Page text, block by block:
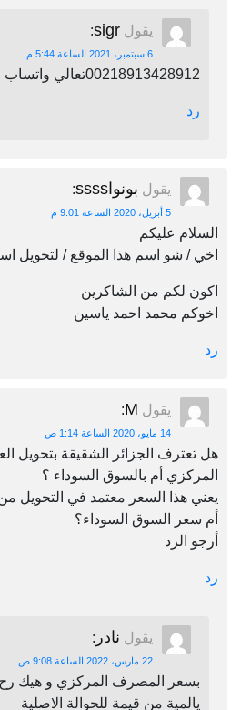
يقول sigr
:
6 سبتمبر، 2021 الساعة 5:44 م
00218913428912تعالي واتساب
رد
يقول بونواssss :
5 أبريل، 2020 الساعة 9:01 م
السلام عليكم
اخي / شو اسم هذا الموقع / لتحويل
اكون لكم من الشاكرين
اخوكم محمد احمد ياسين
رد
يقول M
:
14 مايو، 2020 الساعة 1:14 ص
هل تعترف الجزائر الشقيقة بتحويل
المركزي أم بالسوق السوداء ؟
يعني هذا السعر معتمد في التحويل
أم سعر السوق السوداء؟
أرجو الرد
رد
يقول نادر :
22 مارس، 2022 الساعة 9:08 ص
بسعر المصرف المركزي و هيك رح
يالمية من قيمة للحوالة الاصلية